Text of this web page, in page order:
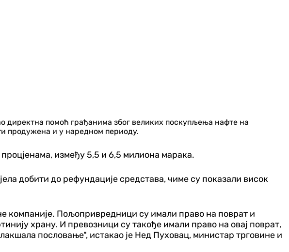
директна помоћ грађанима због великих поскупљења нафте на
продужена и у наредном периоду.
између 5,5 и 6,5 милиона марака.
добити до рефундације средстава, чиме су показали висок
компаније. Пољопривредници су имали право на поврат и
храну. И превозници су такође имали право на овај поврат,
пословање", истакао је Нед Пуховац, министар трговине и